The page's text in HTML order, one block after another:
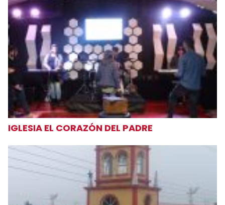
IGLESIA EL CORAZÓN DEL PADRE